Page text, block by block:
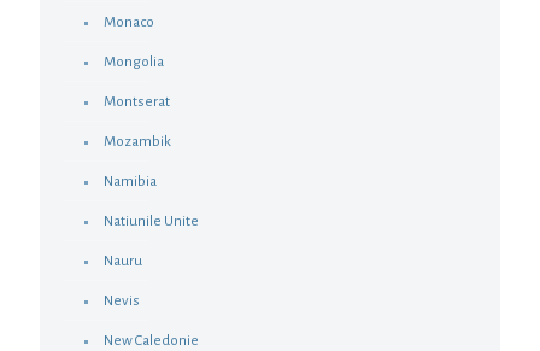
Monaco
Mongolia
Montserat
Mozambik
Namibia
Natiunile Unite
Nauru
Nevis
New Caledonie